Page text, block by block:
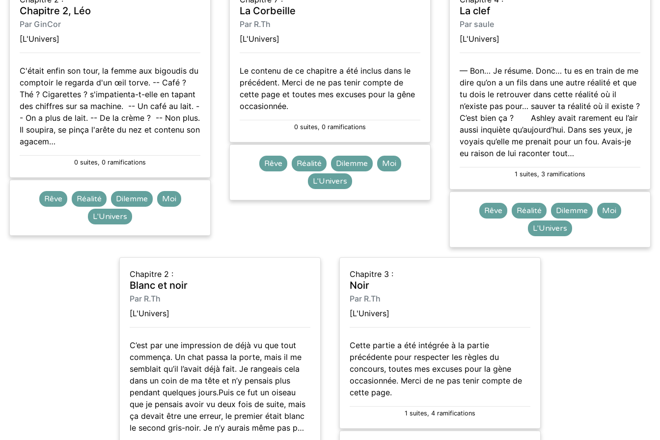
Chapitre 2, Léo
Par GinCor
[L'Univers]
C'était enfin son tour, la femme aux bigoudis du
comptoir le regarda d'un œil torve. -- Café ?
Thé ? Cigarettes ? s'impatienta-t-elle en tapant
des chiffres sur sa machine. -- Un café au lait. -
- On a plus de lait. -- De la crème ? -- Non plus.
Il soupira, se pinça l'arête du nez et contenu son
agacem…
0 suites, 0 ramifications
Rêve Réalité Dilemme
Moi
L'Univers
La Corbeille
Par R.Th
[L'Univers]
Le contenu de ce chapitre a été inclus dans le
précédent. Merci de ne pas tenir compte de
cette page et toutes mes excuses pour la gêne
occasionnée.
0 suites, 0 ramifications
Rêve Réalité Dilemme
Moi
L'Univers
La clef
Par saule
[L'Univers]
— Bon… Je résume. Donc… tu es en train de me
dire qu’on a un fils dans une autre réalité et que
tu dois le retrouver dans cette réalité où il
n’existe pas pour… sauver ta réalité où il existe ?
C’est bien ça ? Ashley avait rarement eu l’air
aussi inquiète qu’aujourd’hui. Dans ses yeux, je
voyais qu’elle me prenait pour un fou. Avais-je
eu raison de lui raconter tout…
1 suites, 3 ramifications
Rêve Réalité Dilemme
Moi
L'Univers
Chapitre 2 :
Blanc et noir
Par R.Th
[L'Univers]
C’est par une impression de déjà vu que tout
commença. Un chat passa la porte, mais il me
semblait qu’il l’avait déjà fait. Je rangeais cela
dans un coin de ma tête et n’y pensais plus
pendant quelques jours.Puis ce fut un oiseau
que je pensais avoir vu deux fois de suite, mais
ça devait être une erreur, le premier était blanc
le second gris-noir. Je n’y aurais même pas p…
Chapitre 3 :
Noir
Par R.Th
[L'Univers]
Cette partie a été intégrée à la partie
précédente pour respecter les règles du
concours, toutes mes excuses pour la gène
occasionnée. Merci de ne pas tenir compte de
cette page.
1 suites, 4 ramifications